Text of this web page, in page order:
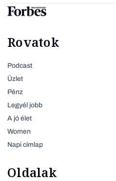
Rovatok
Podcast
Üzlet
Pénz
Legyél jobb
A jó élet
Women
Napi címlap
Oldalak